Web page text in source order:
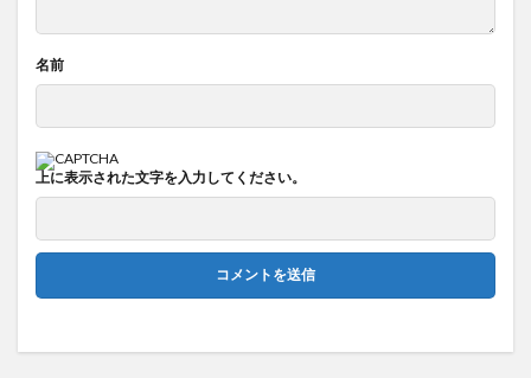
名前
上に表示された文字を入力してください。